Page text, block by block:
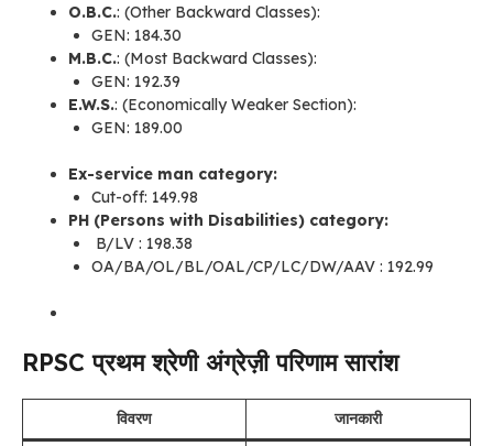
O.B.C.: (Other Backward Classes):
GEN: 184.30
M.B.C.: (Most Backward Classes):
GEN: 192.39
E.W.S.: (Economically Weaker Section):
GEN: 189.00
Ex-service man category:
Cut-off: 149.98
PH (Persons with Disabilities) category:
B/LV : 198.38
OA/BA/OL/BL/OAL/CP/LC/DW/AAV : 192.99
RPSC प्रथम श्रेणी अंग्रेज़ी परिणाम सारांश
विवरण जानकारी